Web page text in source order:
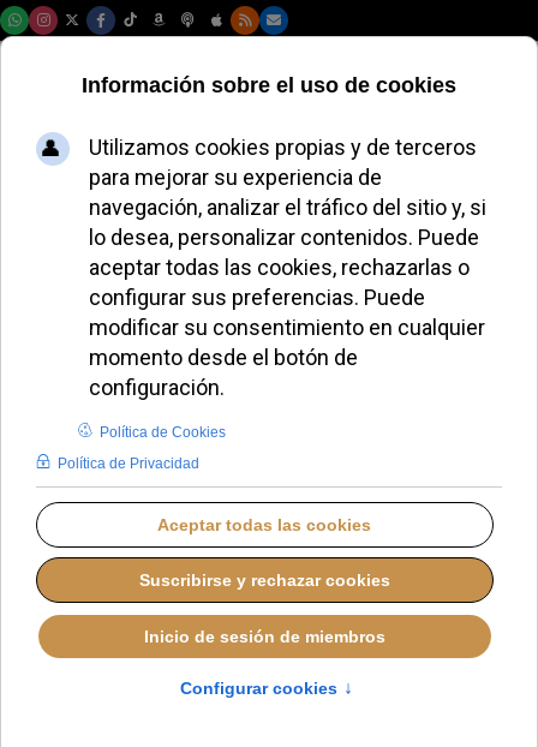
LUNES, 11 AGOSTO 2025 00:12
Cobo impone el
‘sínodo